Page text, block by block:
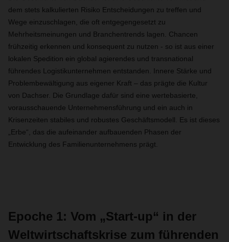
dem stets kalkulierten Risiko Entscheidungen zu treffen und
Wege einzuschlagen, die oft entgegengesetzt zu
Mehrheitsmeinungen und Branchentrends lagen. Chancen
frühzeitig erkennen und konsequent zu nutzen - so ist aus einer
lokalen Spedition ein global agierendes und transnational
führendes Logistikunternehmen entstanden. Innere Stärke und
Problembewältigung aus eigener Kraft – das prägte die Kultur
von Dachser. Die Grundlage dafür sind eine wertebasierte,
vorausschauende Unternehmensführung und ein auch in
Krisenzeiten stabiles und robustes Geschäftsmodell. Es ist dieses
„Erbe“, das die aufeinander aufbauenden Phasen der
Entwicklung des Familienunternehmens prägt.
Epoche 1: Vom „Start-up“ in der
Weltwirtschaftskrise zum führenden